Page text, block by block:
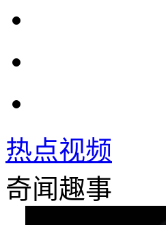
热点视频
奇闻趣事